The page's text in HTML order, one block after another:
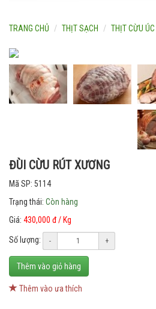
TRANG CHỦ THỊT SẠCH THỊT CỪU ÚC
ĐÙI CỪU RÚT XƯƠNG
Mã SP: 5114
Trạng thái: Còn hàng
Giá: 430,000 đ / Kg
Số lượng: - +
Thêm vào giỏ hàng
Thêm vào ưa thích